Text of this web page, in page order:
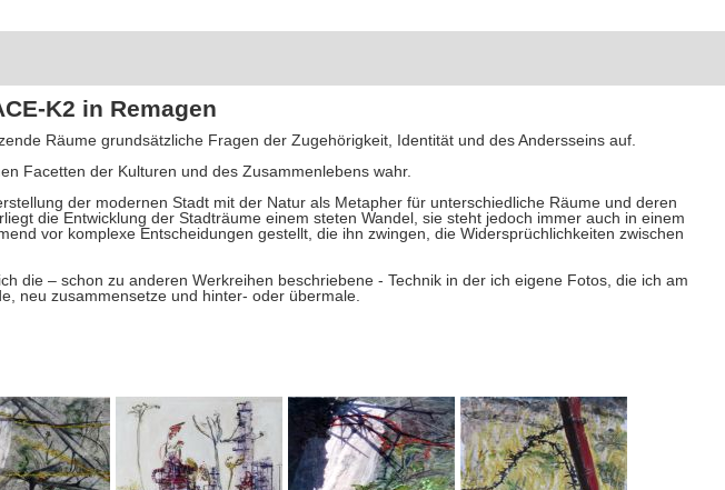
K2 in Remagen
Räume grundsätzliche Fragen der Zugehörigkeit, Identität und des Andersseins auf.
Facetten der Kulturen und des Zusammenlebens wahr.
der modernen Stadt mit der Natur als Metapher für unterschiedliche Räume und deren
die Entwicklung der Stadträume einem steten Wandel, sie steht jedoch immer auch in einem
vor komplexe Entscheidungen gestellt, die ihn zwingen, die Widersprüchlichkeiten zwischen
die – schon zu anderen Werkreihen beschriebene - Technik in der ich eigene Fotos, die ich am
neu zusammensetze und hinter- oder übermale.